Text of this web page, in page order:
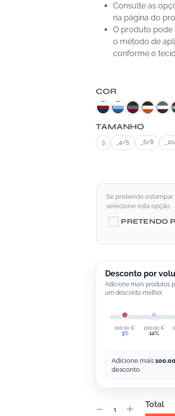
Consulte as
na página do
O produto pode
o método de
conforme o
COR
TAMANHO
3 _4/5 _6/8
Se pretende
selecione esta opção
PRETENDO
Desconto por
Adicione mais produtos
um desconto melhor.
100,00€
3%
200,00 €
12%
Adicione mais
desconto.
Total